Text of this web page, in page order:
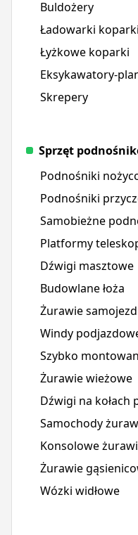
Buldożery
Ładowarki koparki
Łyżkowe koparki
Eksykawatory-
Skrepery
Sprzęt
Podnośniki
Podnośniki
Samobieżne
Platformy
Dźwigi masztowe
Budowlane łoża
Żurawie
Windy
Szybko
Żurawie wieżowe
Dźwigi na kołach
Samochody
Konsolowe
Żurawie
Wózki widłowe